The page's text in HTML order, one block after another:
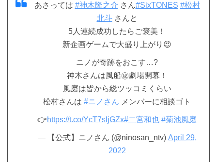
あさっては #神木隆之介 さん#SixTONES #松村
北斗さんと
5人連続成功したらご褒美！
新企画ゲームで大盛り上がり😍
ニノが奇跡をおこす…?
神木さんは風船㊙劇場開幕！
風磨は皆から総ツッコミくらい
松村さんは #ニノさん メンバーに相談ゴト
👉https://t.co/YcT7sljGZx#二宮和也 #菊池風磨
— 【公式】ニノさん (@ninosan_ntv) April 29,
2022